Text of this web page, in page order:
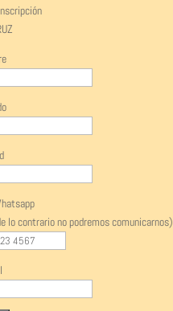
lo contrario no podremos comunicarnos)